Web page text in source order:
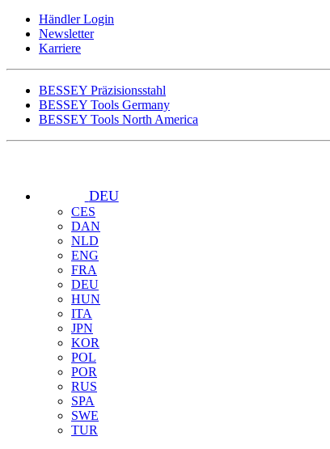
Händler Login
Newsletter
Karriere
BESSEY Präzisionsstahl
BESSEY Tools Germany
BESSEY Tools North America
DEU
CES
DAN
NLD
ENG
FRA
DEU
HUN
ITA
JPN
KOR
POL
POR
RUS
SPA
SWE
TUR